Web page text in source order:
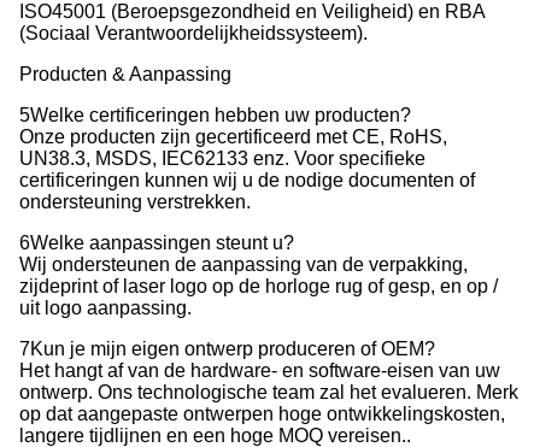
ISO45001 (Beroepsgezondheid en Veiligheid) en RBA
(Sociaal Verantwoordelijkheidssysteem).
Producten & Aanpassing
5Welke certificeringen hebben uw producten?
Onze producten zijn gecertificeerd met CE, RoHS,
UN38.3, MSDS, IEC62133 enz. Voor specifieke
certificeringen kunnen wij u de nodige documenten of
ondersteuning verstrekken.
6Welke aanpassingen steunt u?
Wij ondersteunen de aanpassing van de verpakking,
zijdeprint of laser logo op de horloge rug of gesp, en op /
uit logo aanpassing.
7Kun je mijn eigen ontwerp produceren of OEM?
Het hangt af van de hardware- en software-eisen van uw
ontwerp. Ons technologische team zal het evalueren. Merk
op dat aangepaste ontwerpen hoge ontwikkelingskosten,
langere tijdlijnen en een hoge MOQ vereisen..